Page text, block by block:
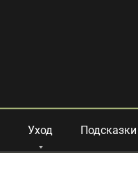
Уход Подсказки